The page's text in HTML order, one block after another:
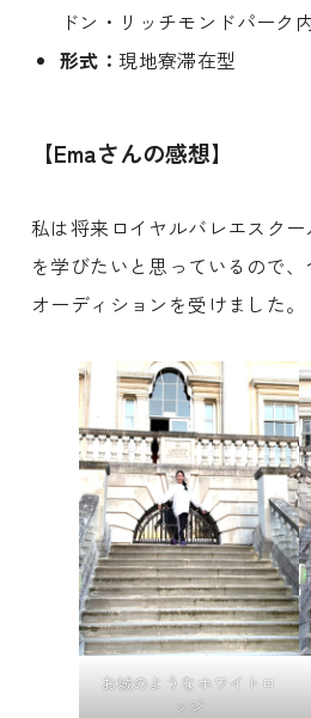
ドン・リッチモンドパーク内
形式：現地寮滞在型
【Emaさんの感想】
私は将来ロイヤルバレエスク
を学びたいと思っているので
オーディションを受けました。
お城のようなホワイトロ
ッジ